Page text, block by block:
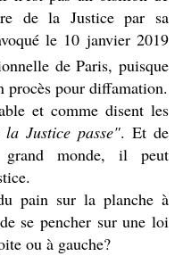
de la Justice par sa
le 10 janvier 2019
de Paris, puisque
procès pour diffamation.
et comme disent les
Justice passe". Et de
monde, il peut
pain sur la planche à
se pencher sur une loi
ou à gauche?